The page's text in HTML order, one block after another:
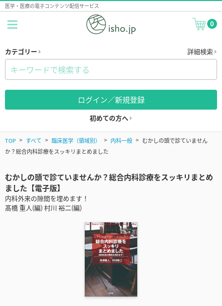
医学・医療の電子コンテンツ配信サービス
0
カテゴリー 詳細検索
ログイン／新規登録
初めての方へ
TOP すべて 臨床医学（領域別） 内科一般
むかしの頭で診ていません
か？総合内科診療をスッキリまとめました
むかしの頭で診ていませんか？総合内科診療をスッキリまとめ
ました【電子版】
内科外来の隙間を埋めます！
髙橋 重人(編) 村川 裕二(編)